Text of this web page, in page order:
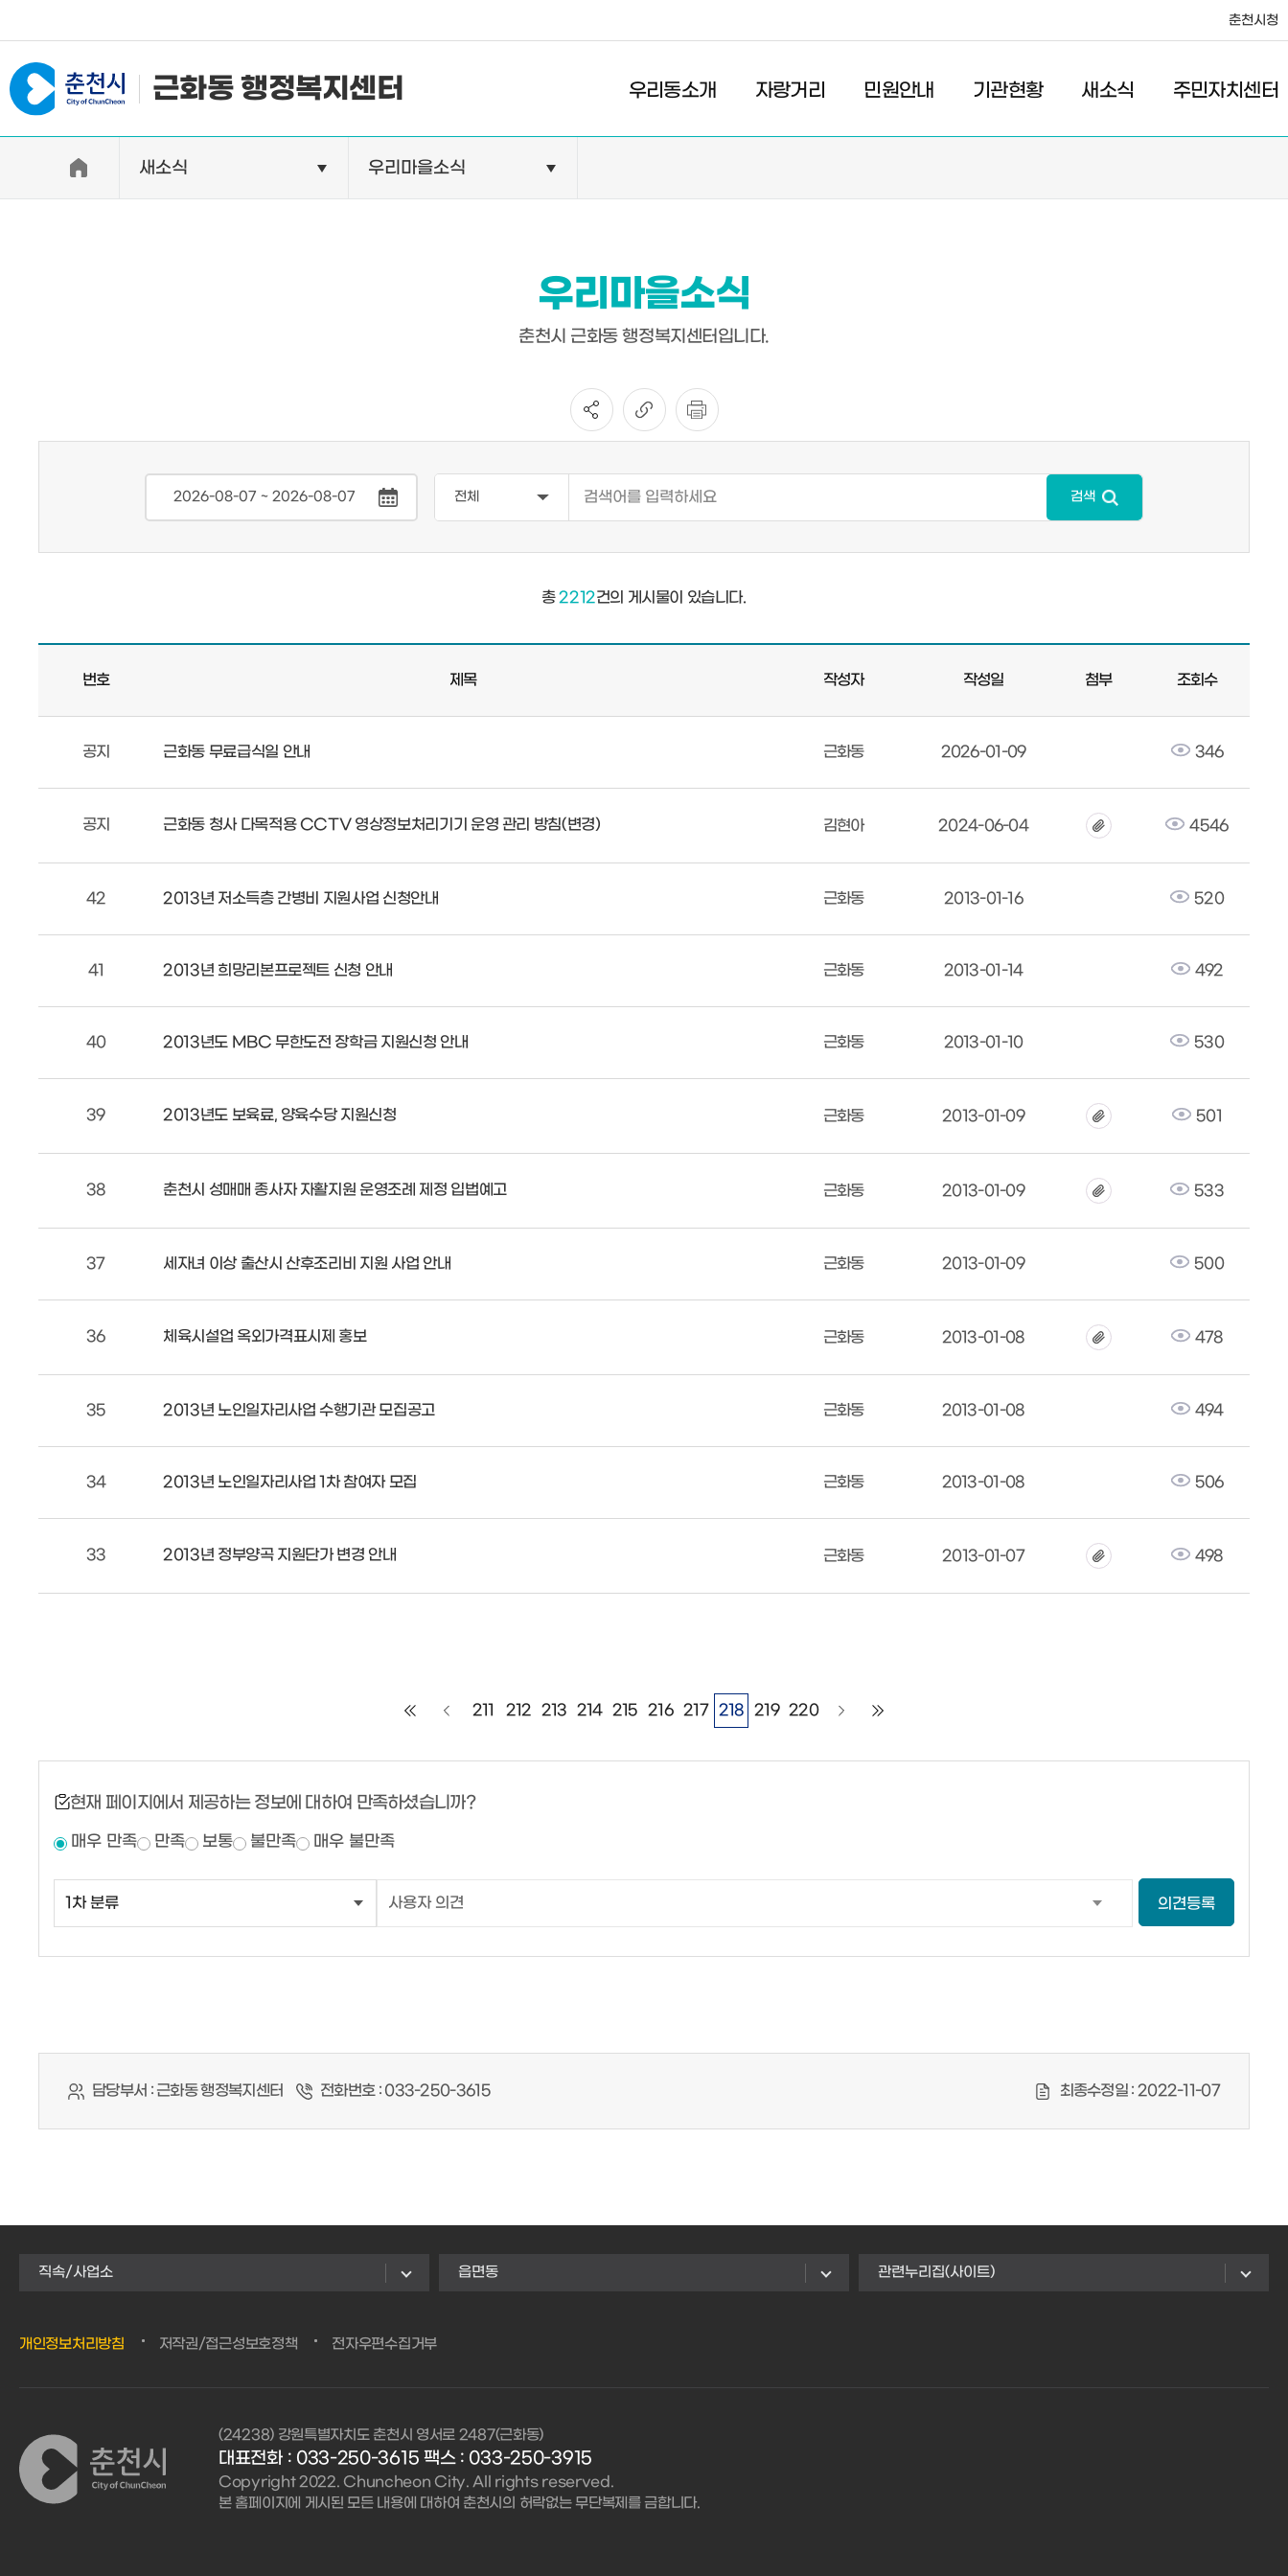
춘천시청
근화동 행정복지센터 우리동소개
우리동소개
자랑거리 민원안내
민원안내
장애인 편의시설 설치 현황
기관현황
의료기관
약국
새소식 주민자치센터
#일자리지원센터 #물가정보
새소식 우리마을소식
우리마을소식
춘천시 근화동 행정복지센터입니다.
검색
총2212건의 게시물이 있습니다.
번호 제목 작성자 작성일 첨부 조회수
공지 근화동 무료급식일 안내 근화동 2026-01-09 346
공지 근화동 청사 다목적용 CCTV 영상정보처리기기 운영 관리 방침(변경) 김현아 2024-06-04 4546
42 2013년 저소득층 간병비 지원사업 신청안내 근화동 2013-01-16 520
41 2013년 희망리본프로젝트 신청 안내 근화동 2013-01-14 492
40 2013년도 MBC 무한도전 장학금 지원신청 안내 근화동 2013-01-10 530
39 2013년도 보육료, 양육수당 지원신청 근화동 2013-01-09 501
38 춘천시 성매매 종사자 자활지원 운영조례 제정 입법예고 근화동 2013-01-09 533
37 세자녀 이상 출산시 산후조리비 지원 사업 안내 근화동 2013-01-09 500
36 체육시설업 옥외가격표시제 홍보 근화동 2013-01-08 478
35 2013년 노인일자리사업 수행기관 모집공고 근화동 2013-01-08 494
34 2013년 노인일자리사업 1차 참여자 모집 근화동 2013-01-08 506
33 2013년 정부양곡 지원단가 변경 안내 근화동 2013-01-07 498
211 212 213 214 215 216 217 218 219 220
현재 페이지에서 제공하는 정보에 대하여 만족하셨습니까?
매우 만족 만족 보통 불만족 매우 불만족
의견등록
담당부서 :근화동 행정복지센터 전화번호 :033-250-3615 최종수정일 : 2022-11-07
직속/사업소 읍면동 관련누리집(사이트)
개인정보처리방침 저작권/접근성보호정책 전자우편수집거부
(24238) 강원특별자치도 춘천시 영서로 2487(근화동)
대표전화 : 033-250-3615 팩스 : 033-250-3915
Copyright 2022. Chuncheon City. All rights reserved.
본 홈페이지에 게시된 모든 내용에 대하여 춘천시의 허락없는 무단복제를 금합니다.